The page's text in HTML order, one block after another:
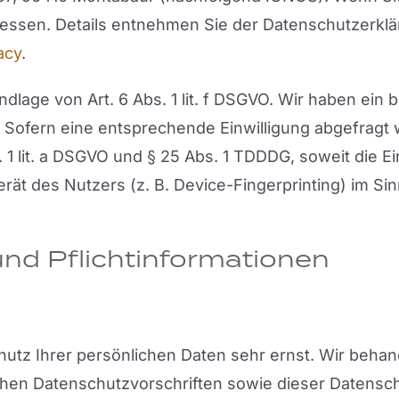
Details entnehmen Sie der
.
von Art. 6 Abs. 1 lit. f DSGVO. Wir haben
eine entsprechende Einwilligung abgefragt
lit. a DSGVO und § 25 Abs. 1 TDDDG, soweit die
des Nutzers (z. B. Device-Fingerprinting) im
Pflicht­informationen
Ihrer persönlichen Daten sehr ernst. Wir
Datenschutzvorschriften sowie dieser